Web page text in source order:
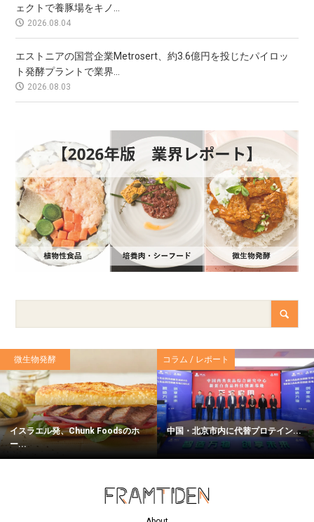
ェクトで養豚場をキノ...
2026.08.04
エストニアの国営企業Metrosert、約3.6億円を投じたパイロッ
ト発酵プラントで業界...
2026.08.03
微生物発酵
イスラエル発、Chunk Foodsのホ
ー...
コラム / レポート
中国・北京市内に代替プロテイン...